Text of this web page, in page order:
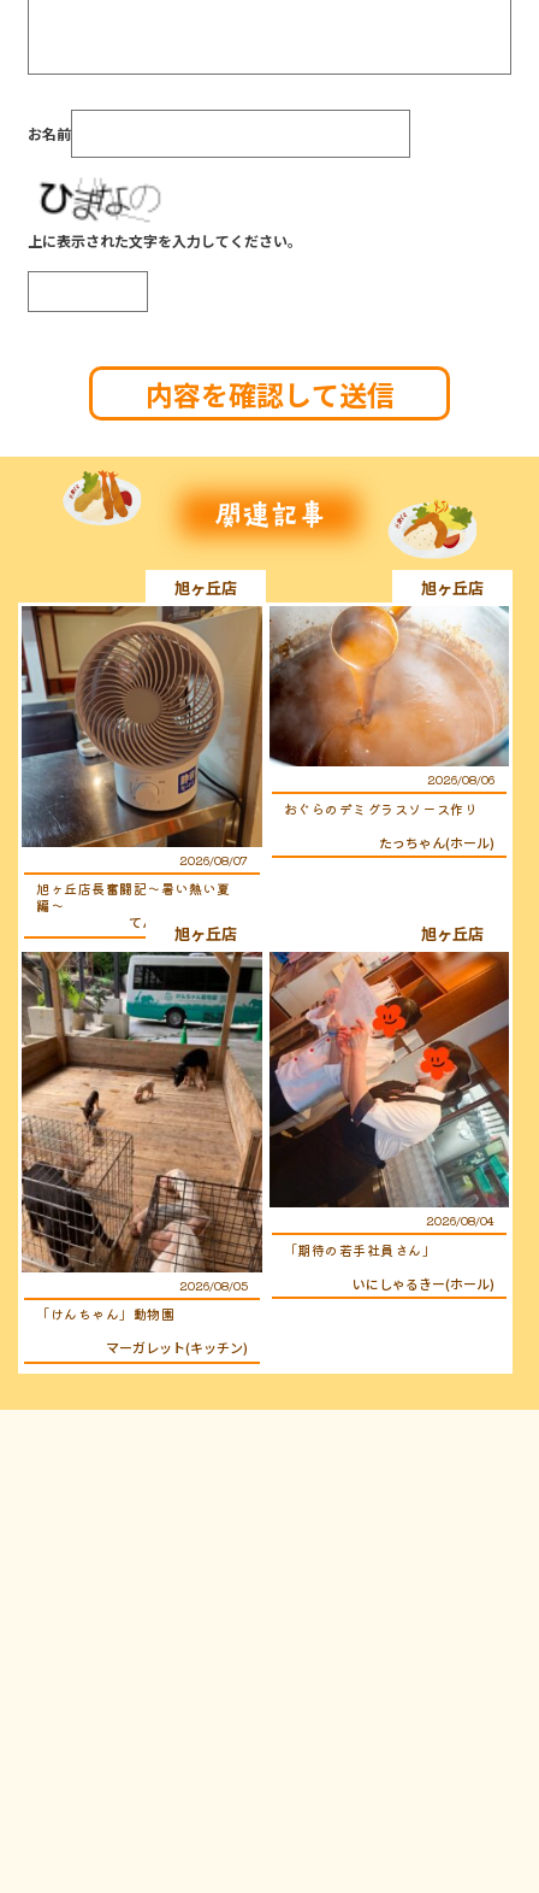
お名前
上に表示された文字を入力してください。
旭ヶ丘店
2026/08/07
旭ヶ丘店長奮闘記〜暑い熱い夏
編〜
てんちょ〜（店長）
旭ヶ丘店
2026/08/06
おぐらのデミグラスソース作り
たっちゃん(ホール)
旭ヶ丘店
2026/08/05
「けんちゃん」動物園
マーガレット(キッチン)
旭ヶ丘店
2026/08/04
「期待の若手社員さん」
いにしゃるきー(ホール)